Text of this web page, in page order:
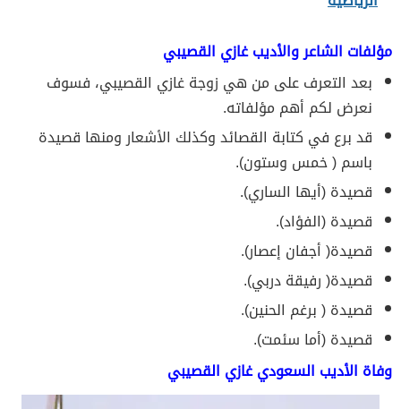
مؤلفات الشاعر والأديب غازي القصيبي
بعد التعرف على من هي زوجة غازي القصيبي، فسوف
نعرض لكم أهم مؤلفاته.
قد برع في كتابة القصائد وكذلك الأشعار ومنها قصيدة
باسم ( خمس وستون).
قصيدة (أيها الساري).
قصيدة (الفؤاد).
قصيدة( أجفان إعصار).
قصيدة( رفيقة دربي).
قصيدة ( برغم الحنين).
قصيدة (أما سئمت).
وفاة الأديب السعودي غازي القصيبي